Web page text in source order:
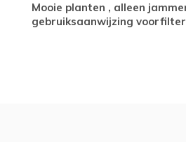
Mooie planten , alleen jammer geen
gebruiksaanwijzing voorfilter